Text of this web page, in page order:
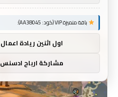
باقة متميزة VIP (كود: AA38045):
اول اثنين ريادة اعمال
مشاركة ارباح ادسنس